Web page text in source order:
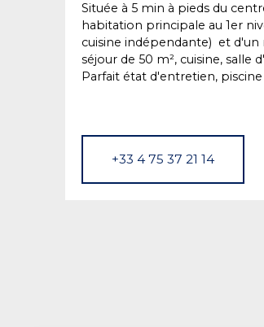
Située à 5 min à pieds du
habitation principale au 1er
cuisine indépendante) et
séjour de 50 m², cuisine, salle
Parfait état d'entretien, piscine
+33 4 75 37 21 14